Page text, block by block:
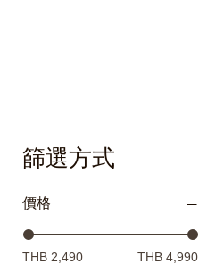
篩選方式
價格
THB 2,490 THB 4,990